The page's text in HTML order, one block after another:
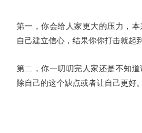
第一，你会给人家更大的压力，
自己建立信心，结果你你打击就起
第二，你一叨叨完人家还是不知
除自己的这个缺点或者让自己更好。